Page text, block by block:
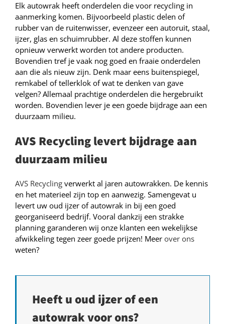
Elk autowrak heeft onderdelen die voor recycling in
aanmerking komen. Bijvoorbeeld plastic delen of
rubber van de ruitenwisser, evenzeer een autoruit, staal,
ijzer, glas en schuimrubber. Al deze stoffen kunnen
opnieuw verwerkt worden tot andere producten.
Bovendien tref je vaak nog goed en fraaie onderdelen
aan die als nieuw zijn. Denk maar eens buitenspiegel,
remkabel of tellerklok of wat te denken van gave
velgen? Allemaal prachtige onderdelen die hergebruikt
worden. Bovendien lever je een goede bijdrage aan een
duurzaam milieu.
AVS Recycling levert bijdrage aan
duurzaam milieu
AVS Recycling verwerkt al jaren autowrakken. De kennis
en het materieel zijn top en aanwezig. Samengevat u
levert uw oud ijzer of autowrak in bij een goed
georganiseerd bedrijf. Vooral dankzij een strakke
planning garanderen wij onze klanten een wekelijkse
afwikkeling tegen zeer goede prijzen! Meer over ons
weten?
Heeft u oud ijzer of een
autowrak voor ons?